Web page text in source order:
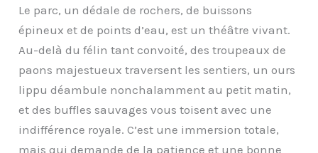
Le parc, un dédale de rochers, de buissons
épineux et de points d’eau, est un théâtre vivant.
Au-delà du félin tant convoité, des troupeaux de
paons majestueux traversent les sentiers, un ours
lippu déambule nonchalamment au petit matin,
et des buffles sauvages vous toisent avec une
indifférence royale. C’est une immersion totale,
mais qui demande de la patience et une bonne